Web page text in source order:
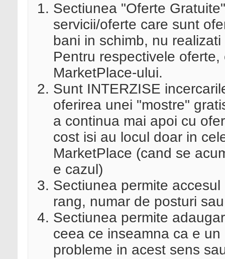
Sectiunea "Oferte
servicii/oferte care sunt
bani in schimb, nu
Pentru respectivele
MarketPlace-ului.
Sunt INTERZISE
oferirea unei "mostre"
a continua mai apoi cu
cost isi au locul doar in
MarketPlace (cand se
e cazul)
Sectiunea permite
rang, numar de posturi
Sectiunea permite
ceea ce inseamna ca e
probleme in acest sens